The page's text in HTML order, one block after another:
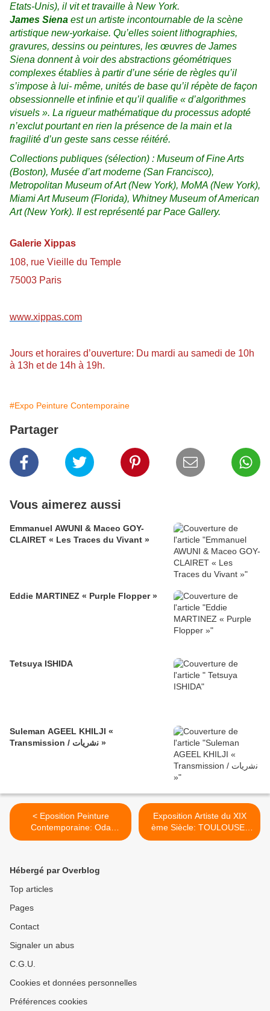
Etats-Unis), il vit et travaille à New York.
James Siena est un artiste incontournable de la scène
artistique new-yorkaise. Qu’elles soient lithographies,
gravures, dessins ou peintures, les œuvres de James
Siena donnent à voir des abstractions géométriques
complexes établies à partir d’une série de règles qu’il
s’impose à lui- même, unités de base qu’il répète de façon
obsessionnelle et infinie et qu’il qualifie « d’algorithmes
visuels ». La rigueur mathématique du processus adopté
n’exclut pourtant en rien la présence de la main et la
fragilité d’un geste sans cesse réitéré.
Collections publiques (sélection) : Museum of Fine Arts
(Boston), Musée d’art moderne (San Francisco),
Metropolitan Museum of Art (New York), MoMA (New York),
Miami Art Museum (Florida), Whitney Museum of American
Art (New York). Il est représenté par Pace Gallery.
Galerie Xippas
108, rue Vieille du Temple
75003 Paris
www.xippas.com
Jours et horaires d’ouverture: Du mardi au samedi de 10h
à 13h et de 14h à 19h.
#Expo Peinture Contemporaine
Partager
Vous aimerez aussi
Emmanuel AWUNI & Maceo GOY-
CLAIRET « Les Traces du Vivant »
Eddie MARTINEZ « Purple Flopper »
Tetsuya ISHIDA
Suleman AGEEL KHILJI «
Transmission / ﻧﺷرﯾﺎت »
< Eposition Peinture
Contemporaine: Oda
JAUNE « Beyond Gravity »
Exposition Artiste du XIX
ème Siècle: TOULOUSE-
LAUTREC « Résolument
Hébergé par Overblog
Top articles
Pages
Contact
Signaler un abus
C.G.U.
Cookies et données personnelles
Préférences cookies